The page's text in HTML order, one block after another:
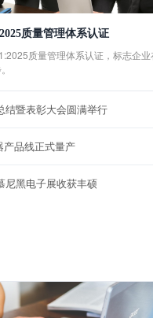
质量管理体系认证
质量管理体系认证，标志企
结暨表彰大会圆满举行
产品线正式量产
尼黑电子展收获丰硕